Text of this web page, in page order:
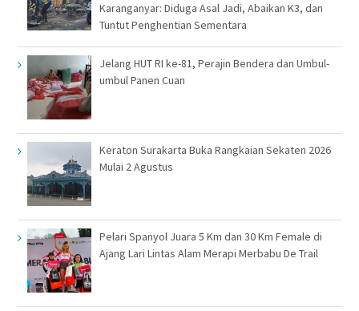
Karanganyar: Diduga Asal Jadi, Abaikan K3, dan
Tuntut Penghentian Sementara
Jelang HUT RI ke-81, Perajin Bendera dan Umbul-
umbul Panen Cuan
Keraton Surakarta Buka Rangkaian Sekaten 2026
Mulai 2 Agustus
Pelari Spanyol Juara 5 Km dan 30 Km Female di
Ajang Lari Lintas Alam Merapi Merbabu De Trail